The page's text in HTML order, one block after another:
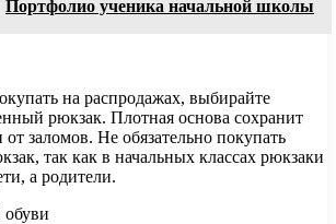
Портфолио ученика начальной школы
на распродажах, выбирайте
рюкзак. Плотная основа сохранит
заломов. Не обязательно покупать
так как в начальных классах рюкзаки
а родители.